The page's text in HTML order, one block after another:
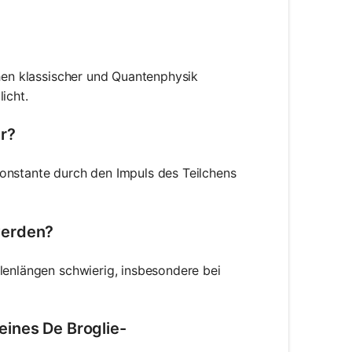
klassischer und Quantenphysik
durch den Impuls des Teilchens
schwierig, insbesondere bei
De Broglie-